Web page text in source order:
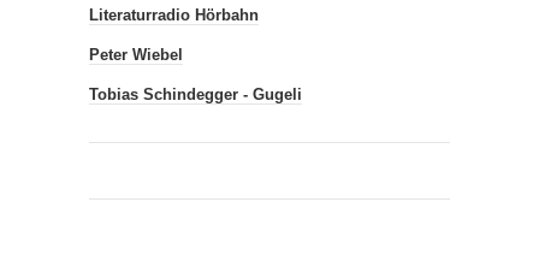
Literaturradio Hörbahn
Peter Wiebel
Tobias Schindegger - Gugeli